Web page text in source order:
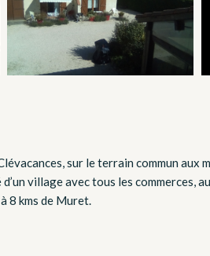
sur le terrain commun aux
village avec tous les commerces,
8 kms de Muret.